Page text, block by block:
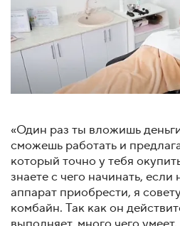
«Один раз ты вложишь
сможешь работать и
который точно у тебя
знаете с чего начинать, если
аппарат приобрести, я
комбайн. Так как он